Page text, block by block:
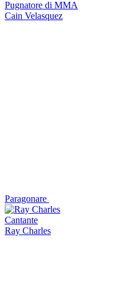
Pugnatore di MMA
Cain Velasquez
Paragonare
Cantante
Ray Charles